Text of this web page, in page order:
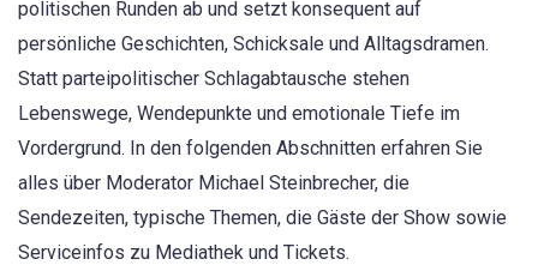
politischen Runden ab und setzt konsequent auf
persönliche Geschichten, Schicksale und Alltagsdramen.
Statt parteipolitischer Schlagabtausche stehen
Lebenswege, Wendepunkte und emotionale Tiefe im
Vordergrund. In den folgenden Abschnitten erfahren Sie
alles über Moderator Michael Steinbrecher, die
Sendezeiten, typische Themen, die Gäste der Show sowie
Serviceinfos zu Mediathek und Tickets.